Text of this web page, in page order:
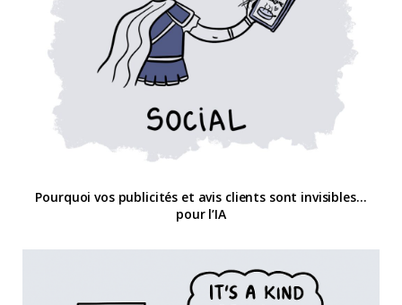
Pourquoi vos publicités et avis clients sont invisibles…
pour l’IA